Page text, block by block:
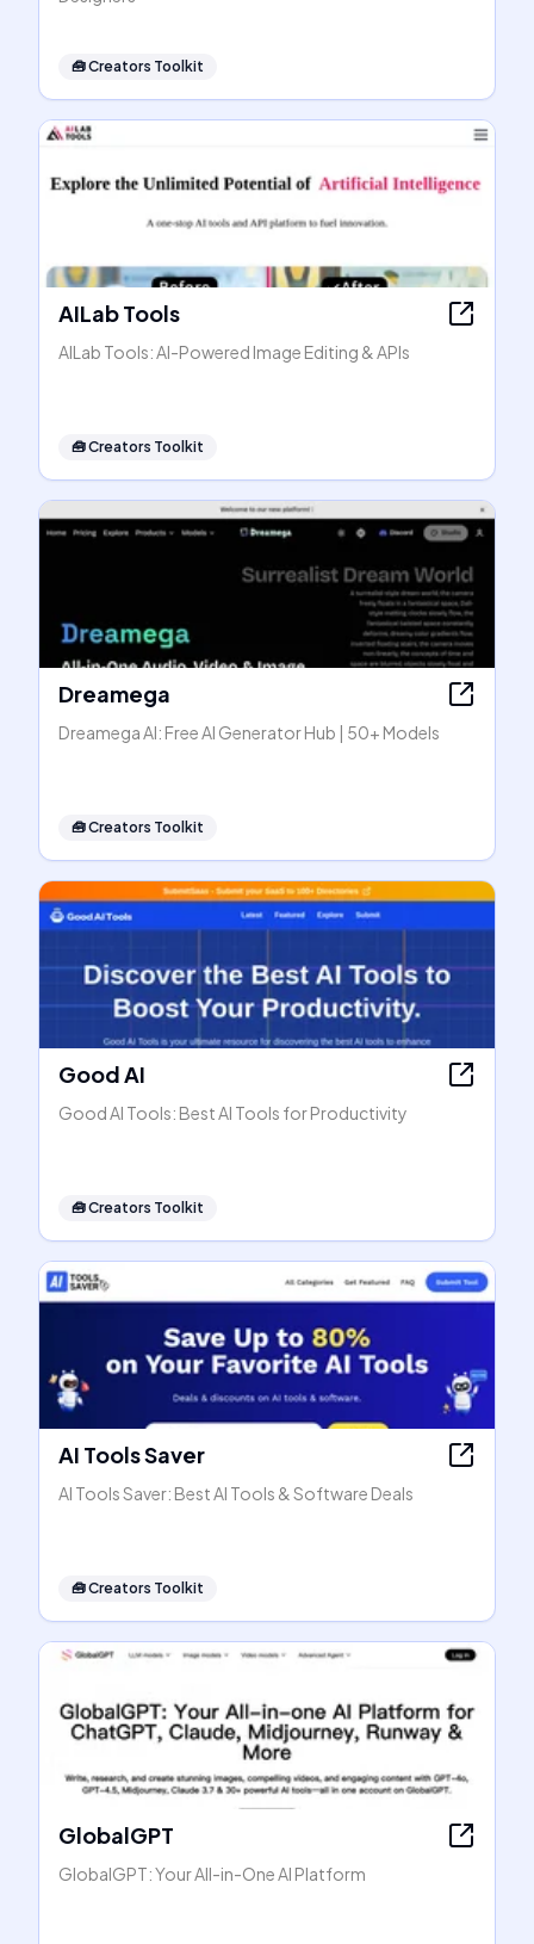
🧰Creators Toolkit
AILab Tools
AILab Tools: AI-Powered Image Editing & APIs
🧰Creators Toolkit
Dreamega
Dreamega AI: Free AI Generator Hub | 50+ Models
🧰Creators Toolkit
Good AI
Good AI Tools: Best AI Tools for Productivity
🧰Creators Toolkit
AI Tools Saver
AI Tools Saver: Best AI Tools & Software Deals
🧰Creators Toolkit
GlobalGPT
GlobalGPT: Your All-in-One AI Platform